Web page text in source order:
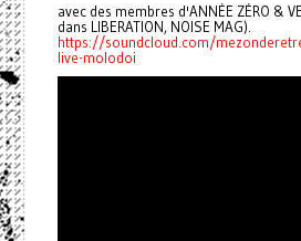
avec des membres d'ANNÉE ZÉRO &
dans LIBERATION, NOISE MAG).
https://soundcloud.com/
live-molodoi